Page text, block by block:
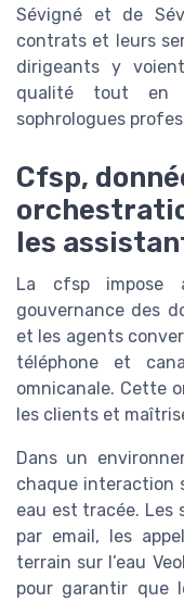
Sévigné et de
contrats et leurs
dirigeants y
qualité tout en
sophrologues
Cfsp,
les
La cfsp impose
gouvernance des
et les agents
téléphone et
omnicanale. Cette
les clients et
Dans un
chaque interaction
eau est tracée. Les
par email, les
terrain sur l’eau
pour garantir que